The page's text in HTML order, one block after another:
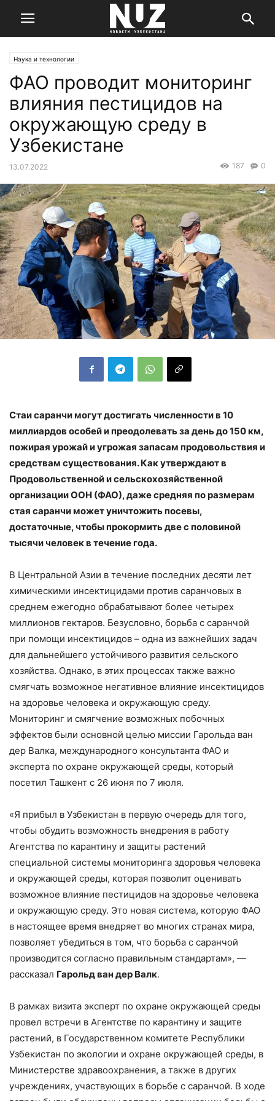
Наука и технологии
ФАО проводит мониторинг
влияния пестицидов на
окружающую среду в
Узбекистане
13.07.2022 0
187
Стаи саранчи могут достигать численности в 10
миллиардов особей и преодолевать за день до 150 км,
пожирая урожай и угрожая запасам продовольствия и
средствам существования. Как утверждают в
Продовольственной и сельскохозяйственной
организации ООН (ФАО), даже средняя по размерам
стая саранчи может уничтожить посевы,
достаточные, чтобы прокормить две с половиной
тысячи человек в течение года.
В Центральной Азии в течение последних десяти лет
химическими инсектицидами против саранчовых в
среднем ежегодно обрабатывают более четырех
миллионов гектаров. Безусловно, борьба с саранчой
при помощи инсектицидов – одна из важнейших задач
для дальнейшего устойчивого развития сельского
хозяйства. Однако, в этих процессах также важно
смягчать возможное негативное влияние инсектицидов
на здоровье человека и окружающую среду.
Мониторинг и смягчение возможных побочных
эффектов были основной целью миссии Гарольда ван
дер Валка, международного консультанта ФАО и
эксперта по охране окружающей среды, который
посетил Ташкент с 26 июня по 7 июля.
«Я прибыл в Узбекистан в первую очередь для того,
чтобы обудить возможность внедрения в работу
Агентства по карантину и защиты растений
специальной системы мониторинга здоровья человека
и окружающей среды, которая позволит оценивать
возможное влияние пестицидов на здоровье человека
и окружающую среду. Это новая система, которую ФАО
в настоящее время внедряет во многих странах мира,
позволяет убедиться в том, что борьба с саранчой
производится согласно правильным стандартам», —
рассказал Гарольд ван дер Валк.
В рамках визита эксперт по охране окружающей среды
провел встречи в Агентстве по карантину и защите
растений, в Государственном комитете Республики
Узбекистан по экологии и охране окружающей среды, в
Министерстве здравоохранения, а также в других
учреждениях, участвующих в борьбе с саранчой. В ходе